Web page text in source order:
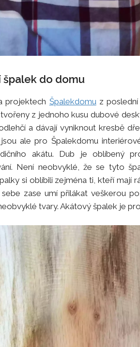
špalek do domu
projektech Špalekdomuz poslední
z jednoho kusu dubové
a dávají vyniknout kresbě
ale pro Špalekdomu
akátu. Dub je oblíbený
Není neobvyklé, že se tyto
si oblíbili zejména ti, kteří mají
zase umí přilákat veškerou
tvary. Akátový špalek je